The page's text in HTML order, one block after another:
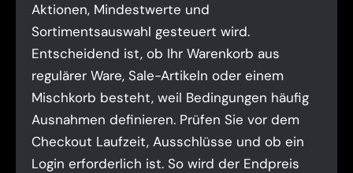
Aktionen, Mindestwerte und
Sortimentsauswahl gesteuert wird.
Entscheidend ist, ob Ihr Warenkorb aus
regulärer Ware, Sale-Artikeln oder einem
Mischkorb besteht, weil Bedingungen häufig
Ausnahmen definieren. Prüfen Sie vor dem
Checkout Laufzeit, Ausschlüsse und ob ein
Login erforderlich ist. So wird der Endpreis